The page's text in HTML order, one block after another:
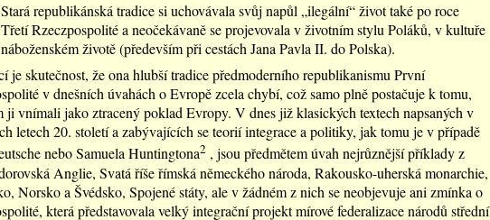
Stará republikánská tradice si uchovávala svůj napůl „ilegální“ život také po roce
Rzeczpospolité a neočekávaně se projevovala v životním stylu Poláků, v kultuře
životě (především při cestách Jana Pavla II. do Polska).
je skutečnost, že ona hlubší tradice předmoderního republikanismu První
v dnešních úvahách o Evropě zcela chybí, což samo plně postačuje k tomu,
ji vnímali jako ztracený poklad Evropy. V dnes již klasických textech napsaných v
letech 20. století a zabývajících se teorií integrace a politiky, jak tomu je v případě
nebo Samuela Huntingtona2, jsou předmětem úvah nejrůznější příklady z
Anglie, Svatá říše římská německého národa, Rakousko-uherská monarchie,
Norsko a Švédsko, Spojené státy, ale v žádném z nich se neobjevuje ani zmínka o
která představovala velký integrační projekt mírové federalizace národů střední